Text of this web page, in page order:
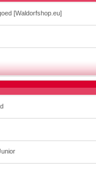
[Waldorfshop.eu]